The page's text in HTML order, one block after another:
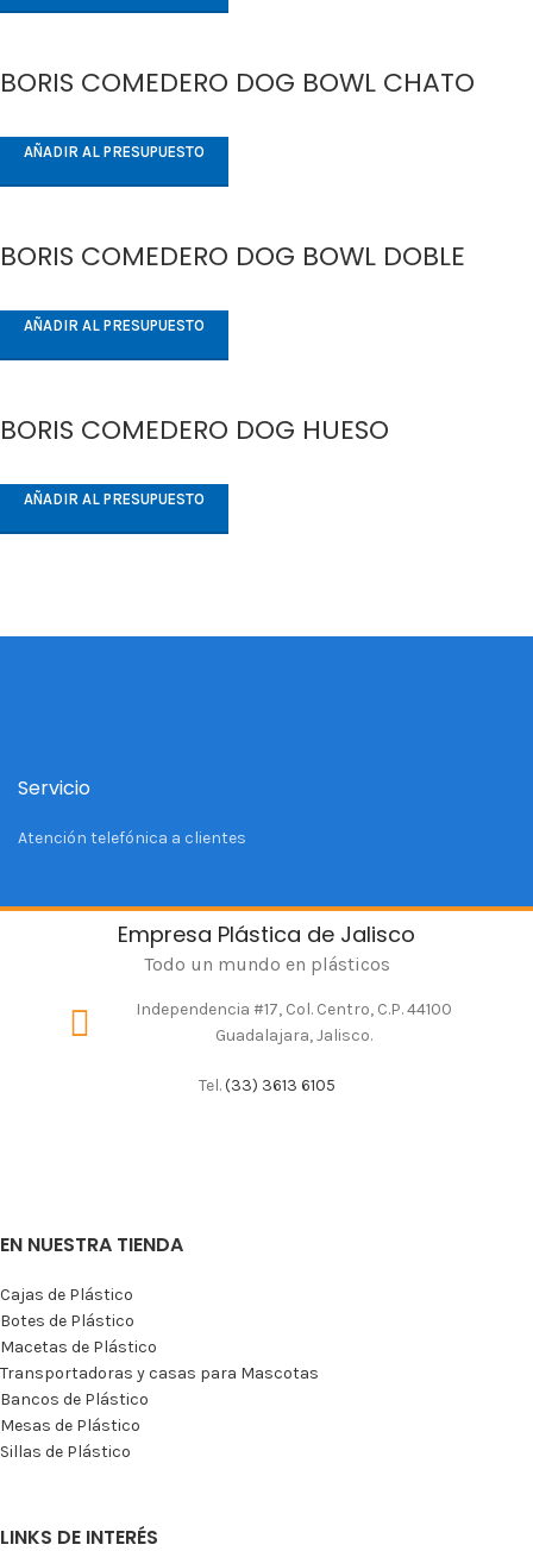
BORIS COMEDERO DOG BOWL CHATO
AÑADIR AL PRESUPUESTO
BORIS COMEDERO DOG BOWL DOBLE
AÑADIR AL PRESUPUESTO
BORIS COMEDERO DOG HUESO
AÑADIR AL PRESUPUESTO
Servicio
Atención telefónica a clientes
Empresa Plástica de Jalisco
Todo un mundo en plásticos
Independencia #17, Col. Centro, C.P. 44100
Guadalajara, Jalisco.
Tel.(33) 3613 6105
EN NUESTRA TIENDA
Cajas de Plástico
Botes de Plástico
Macetas de Plástico
Transportadoras y casas para Mascotas
Bancos de Plástico
Mesas de Plástico
Sillas de Plástico
LINKS DE INTERÉS